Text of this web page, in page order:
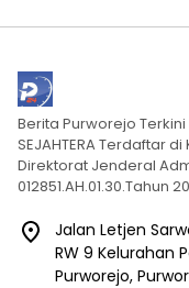
Berita Purworejo Terkini
SEJAHTERA Terdaftar
Direktorat Jenderal
012851.AH.01.30.Tahun
Jalan Letjen
RW 9 Kelurahan
Purworejo,